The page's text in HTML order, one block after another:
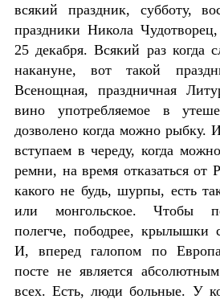
всякий праздник, субботу,
праздники Никола
25 декабря. Всякий раз когда
накануне, вот такой
Всенощная, праздничная
вино употребляемое в
дозволено когда можно рыбку.
вступаем в череду, когда
ремни, на время отказаться от
какого не будь, шурпы, есть
или монгольское. Чтобы
полегче, пободрее, крылышки
И, вперед галопом по
посте не является
всех. Есть, люди больные. У